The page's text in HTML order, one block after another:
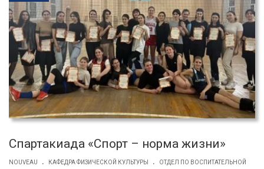
Спартакиада «Спорт – норма жизни»
NOUVEAU . КАФЕДРА ФИЗИЧЕСКОЙ КУЛЬТУРЫ .
ОТДЕЛ ПО ВОСПИТАТЕЛЬНОЙ